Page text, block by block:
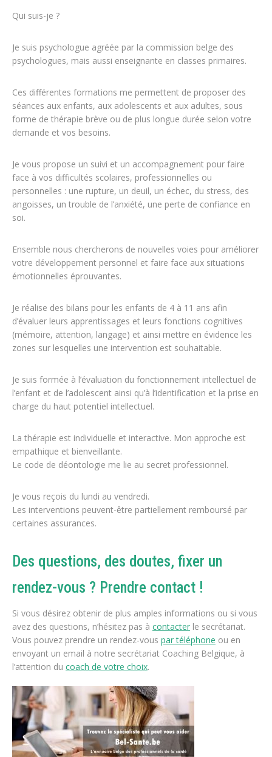
Qui suis-je ?
Je suis psychologue agréée par la commission belge des
psychologues, mais aussi enseignante en classes primaires.
Ces différentes formations me permettent de proposer des
séances aux enfants, aux adolescents et aux adultes, sous
forme de thérapie brève ou de plus longue durée selon votre
demande et vos besoins.
Je vous propose un suivi et un accompagnement pour faire
face à vos difficultés scolaires, professionnelles ou
personnelles : une rupture, un deuil, un échec, du stress, des
angoisses, un trouble de l’anxiété, une perte de confiance en
soi.
Ensemble nous chercherons de nouvelles voies pour améliorer
votre développement personnel et faire face aux situations
émotionnelles éprouvantes.
Je réalise des bilans pour les enfants de 4 à 11 ans afin
d’évaluer leurs apprentissages et leurs fonctions cognitives
(mémoire, attention, langage) et ainsi mettre en évidence les
zones sur lesquelles une intervention est souhaitable.
Je suis formée à l’évaluation du fonctionnement intellectuel de
l’enfant et de l’adolescent ainsi qu’à l’identification et la prise en
charge du haut potentiel intellectuel.
La thérapie est individuelle et interactive. Mon approche est
empathique et bienveillante.
Le code de déontologie me lie au secret professionnel.
Je vous reçois du lundi au vendredi.
Les interventions peuvent-être partiellement remboursé par
certaines assurances.
Des questions, des doutes, fixer un
rendez-vous ? Prendre contact !
Si vous désirez obtenir de plus amples informations ou si vous
avez des questions, n’hésitez pas à contacter le secrétariat.
Vous pouvez prendre un rendez-vous par téléphone ou en
envoyant un email à notre secrétariat Coaching Belgique, à
l’attention du coach de votre choix.